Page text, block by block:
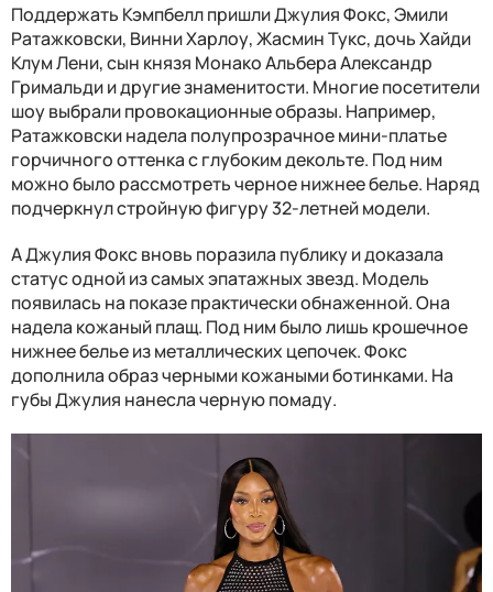
Поддержать Кэмпбелл пришли Джулия Фокс, Эмили
Ратажковски, Винни Харлоу, Жасмин Тукс, дочь Хайди
Клум Лени, сын князя Монако Альбера Александр
Гримальди и другие знаменитости. Многие посетители
шоу выбрали провокационные образы. Например,
Ратажковски надела полупрозрачное мини-платье
горчичного оттенка с глубоким декольте. Под ним
можно было рассмотреть черное нижнее белье. Наряд
подчеркнул стройную фигуру 32-летней модели.
А Джулия Фокс вновь поразила публику и доказала
статус одной из самых эпатажных звезд. Модель
появилась на показе практически обнаженной. Она
надела кожаный плащ. Под ним было лишь крошечное
нижнее белье из металлических цепочек. Фокс
дополнила образ черными кожаными ботинками. На
губы Джулия нанесла черную помаду.